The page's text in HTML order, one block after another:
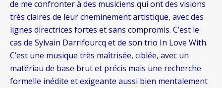
de me confronter à des musiciens qui ont des visions
très claires de leur cheminement artistique, avec des
lignes directrices fortes et sans compromis. C’est le
cas de Sylvain Darrifourcq et de son trio In Love With.
C’est une musique très maîtrisée, ciblée, avec un
matériau de base brut et précis mais une recherche
formelle inédite et exigeante aussi bien mentalement